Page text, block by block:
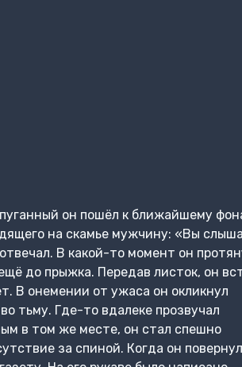
он пошёл к ближайшему
на скамье мужчину: «Вы
В какой-то момент он
до прыжка. Передав листок, он
В онемении от ужаса он окликнул
тьму. Где-то вдалеке прозвучал
в том же месте, он стал спешно
за спиной. Когда он